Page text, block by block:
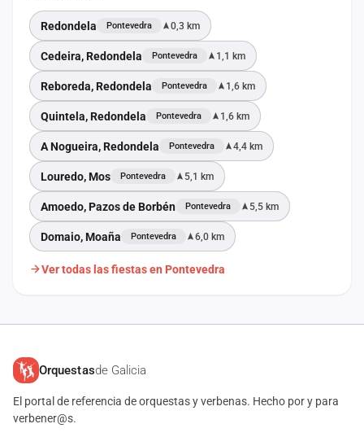
Redondela Pontevedra 0,3 km
Cedeira, Redondela Pontevedra 1,1 km
Reboreda, Redondela Pontevedra 1,6 km
Quintela, Redondela Pontevedra 1,6 km
A Nogueira, Redondela Pontevedra 4,4 km
Louredo, Mos Pontevedra 5,1 km
Amoedo, Pazos de Borbén Pontevedra 5,5 km
Domaio, Moaña Pontevedra 6,0 km
Ver todas las fiestas en Pontevedra
Orquestasde Galicia
El portal de referencia de orquestas y verbenas. Hecho por y para
verbener@s.